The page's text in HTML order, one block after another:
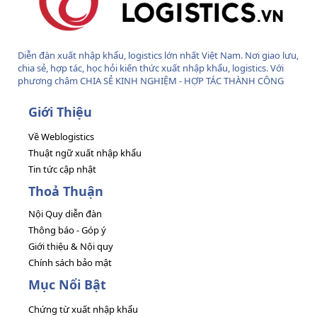
Diễn đàn xuất nhập khẩu, logistics lớn nhất Việt Nam. Nơi giao lưu,
chia sẻ, hợp tác, học hỏi kiến thức xuất nhập khẩu, logistics. Với
phương châm CHIA SẺ KINH NGHIỆM - HỢP TÁC THÀNH CÔNG
Giới Thiệu
Về Weblogistics
Thuật ngữ xuất nhập khẩu
Tin tức cập nhật
Thoả Thuận
Nội Quy diễn đàn
Thông báo - Góp ý
Giới thiệu & Nội quy
Chính sách bảo mật
Mục Nổi Bật
Chứng từ xuất nhập khẩu